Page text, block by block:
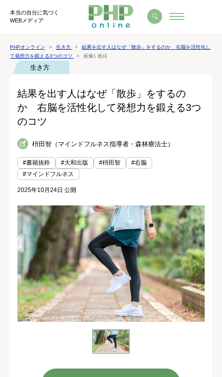
本当の自分に気づく
WEBメディア
PHPオンライン 生き方
結果を出す人はなぜ「散歩」をするのか 右脳を活性化し
て発想力を鍛える3つのコツ
画像1 枚目
生き方
結果を出す人はなぜ「散歩」をするの
か 右脳を活性化して発想力を鍛える3つ
のコツ
枡田智（マインドフルネス指導者・森林療法士）
#書籍抜粋 #大和出版 #枡田智
#右脳
#マインドフルネス
2025年10月24日 公開